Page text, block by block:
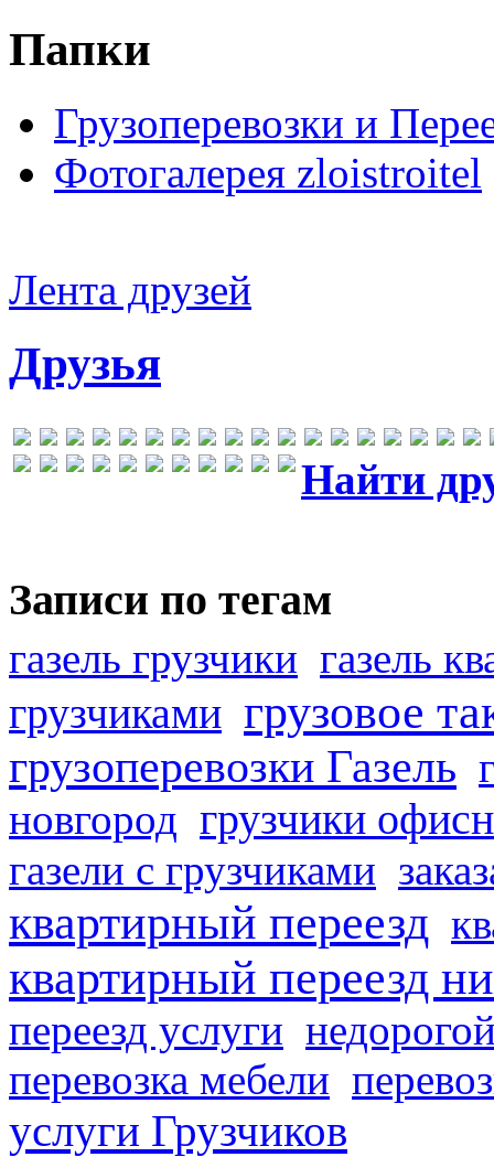
Папки
Грузоперевозки и
Фотогалерея zloistroitel
Лента друзей
Друзья
Найти
Записи по тегам
газель грузчики газель
грузчиками грузовое
грузоперевозки Газель
новгород грузчики
газели с грузчиками
квартирный переезд
квартирный переезд
переезд услуги
перевозка мебели
услуги Грузчиков